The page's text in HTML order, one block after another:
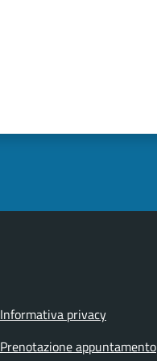
Informativa privacy
Prenotazione appuntamento